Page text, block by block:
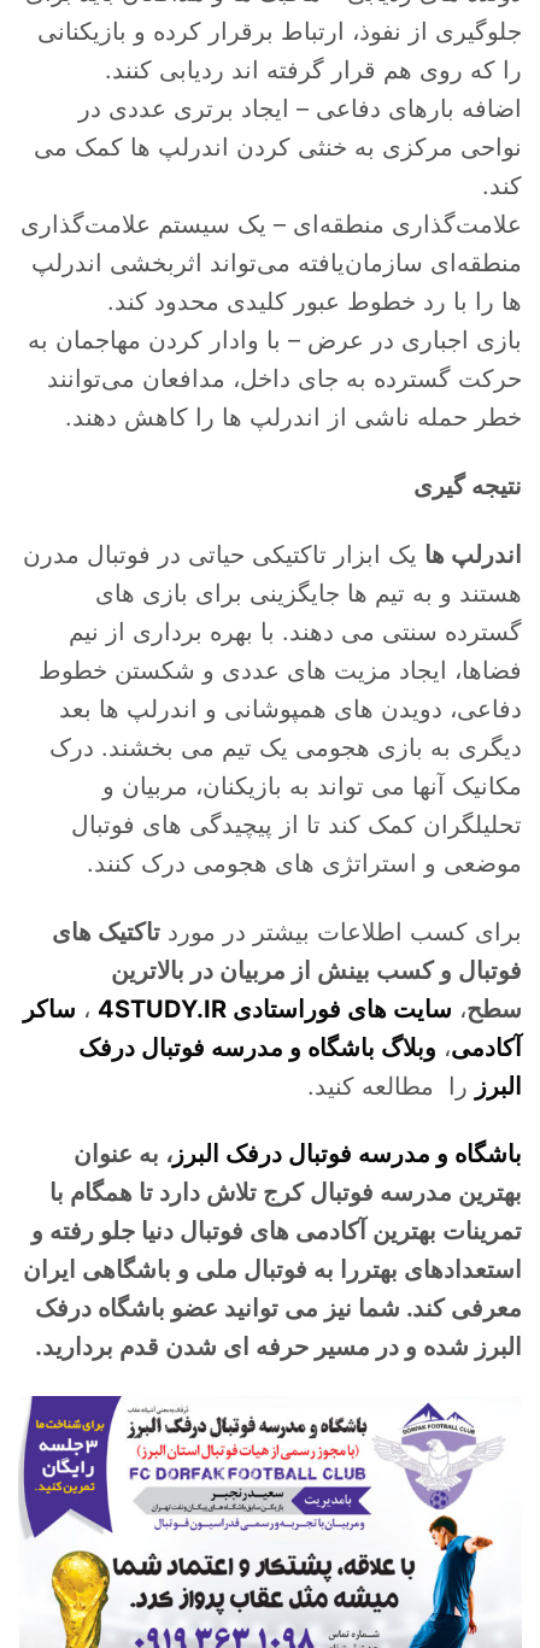
جلوگیری از نفوذ، ارتباط برقرار کرده و بازیکنانی
را که روی هم قرار گرفته اند ردیابی کنند.
اضافه بارهای دفاعی – ایجاد برتری عددی در
نواحی مرکزی به خنثی کردن اندرلپ ها کمک می
کند.
علامت‌گذاری منطقه‌ای – یک سیستم علامت‌گذاری
منطقه‌ای سازمان‌یافته می‌تواند اثربخشی اندرلپ
ها را با رد خطوط عبور کلیدی محدود کند.
بازی اجباری در عرض – با وادار کردن مهاجمان به
حرکت گسترده به جای داخل، مدافعان می‌توانند
خطر حمله ناشی از اندرلپ ها را کاهش دهند.
نتیجه گیری
اندرلپ ها یک ابزار تاکتیکی حیاتی در فوتبال مدرن
هستند و به تیم ها جایگزینی برای بازی های
گسترده سنتی می دهند. با بهره برداری از نیم
فضاها، ایجاد مزیت های عددی و شکستن خطوط
دفاعی، دویدن های همپوشانی و اندرلپ ها بعد
دیگری به بازی هجومی یک تیم می بخشند. درک
مکانیک آنها می تواند به بازیکنان، مربیان و
تحلیلگران کمک کند تا از پیچیدگی های فوتبال
موضعی و استراتژی های هجومی درک کنند.
برای کسب اطلاعات بیشتر در موردتاکتیک های
فوتبال و کسب بینش از مربیان در بالاترین
سطح، سایت های فوراستادی 4STUDY.IR ، ساکر
آکادمی، وبلاگ باشگاه و مدرسه فوتبال درفک
البرز را مطالعه کنید.
باشگاه و مدرسه فوتبال درفک البرز، به عنوان
بهترین مدرسه فوتبال کرج تلاش دارد تا همگام با
تمرینات بهترین آکادمی های فوتبال دنیا جلو رفته و
استعدادهای بهتررا به فوتبال ملی و باشگاهی ایران
معرفی کند. شما نیز می توانید عضو باشگاه درفک
البرز شده و در مسیر حرفه ای شدن قدم بردارید.